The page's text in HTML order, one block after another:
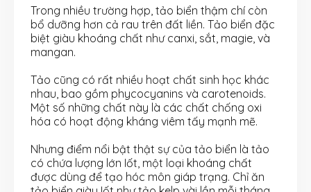
Trong nhiều trường hợp, tảo biển thậm chí còn
bổ dưỡng hơn cả rau trên đất liền. Tảo biển đặc
biệt giàu khoáng chất như canxi, sắt, magie, và
mangan.
Tảo cũng có rất nhiều hoạt chất sinh học khác
nhau, bao gồm phycocyanins và carotenoids.
Một số những chất này là các chất chống oxi
hóa có hoạt động kháng viêm tấy mạnh mẽ.
Nhưng điểm nổi bật thật sự của tảo biển là tảo
có chứa lượng lớn Iốt, một loại khoáng chất
được dùng để tạo hóc môn giáp trạng. Chỉ ăn